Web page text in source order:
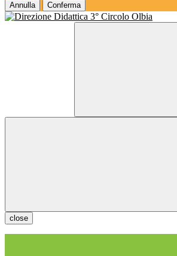
Annulla Conferma
close